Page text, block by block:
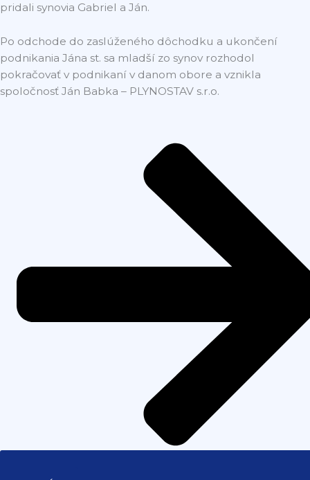
pridali synovia Gabriel a Ján.
Po odchode do zaslúženého dôchodku a ukončení
podnikania Jána st. sa mladší zo synov rozhodol
pokračovať v podnikaní v danom obore a vznikla
spoločnosť Ján Babka – PLYNOSTAV s.r.o.